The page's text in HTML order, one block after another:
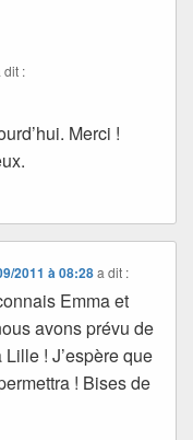
dit :
Merci !
2011 à 08:28 a dit :
Emma et
avons prévu de
! J’espère que
! Bises de